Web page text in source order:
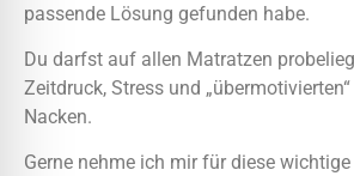
passende Lösung gefunden habe.
Du darfst auf allen Matratzen
Zeitdruck, Stress und
Nacken.
Gerne nehme ich mir für diese